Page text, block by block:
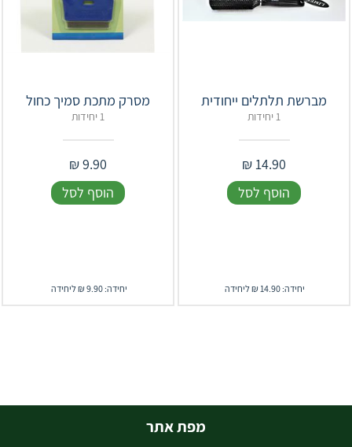
מברשת תלתלים ייחודית
1 יחידות
14.90
₪
הוסף לסל
יחידה: 14.90 ₪ ליחידה
מסרק מתכת סמיך כחול
1 יחידות
9.90
₪
הוסף לסל
יחידה: 9.90 ₪ ליחידה
מפת אתר